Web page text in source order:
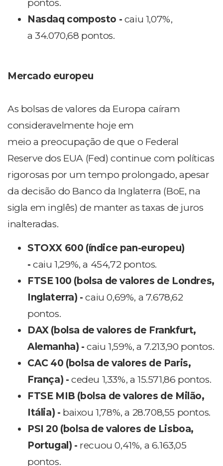
pontos.
Nasdaq composto - caiu 1,07%,
a 34.070,68 pontos.
Mercado europeu
As bolsas de valores da Europa caíram
consideravelmente hoje em
meio a preocupação de que o Federal
Reserve dos EUA (Fed) continue com políticas
rigorosas por um tempo prolongado, apesar
da decisão do Banco da Inglaterra (BoE, na
sigla em inglês) de manter as taxas de juros
inalteradas.
STOXX 600 (índice pan-europeu)
- caiu 1,29%, a 454,72 pontos.
FTSE 100 (bolsa de valores de Londres,
Inglaterra) -caiu 0,69%, a 7.678,62
pontos.
DAX (bolsa de valores de Frankfurt,
Alemanha) - caiu 1,59%, a 7.213,90 pontos.
CAC 40 (bolsa de valores de Paris,
França) - cedeu 1,33%, a 15.571,86 pontos.
FTSE MIB (bolsa de valores de Milão,
Itália) - baixou 1,78%, a 28.708,55 pontos.
PSI 20 (bolsa de valores de Lisboa,
Portugal) - recuou 0,41%, a 6.163,05
pontos.